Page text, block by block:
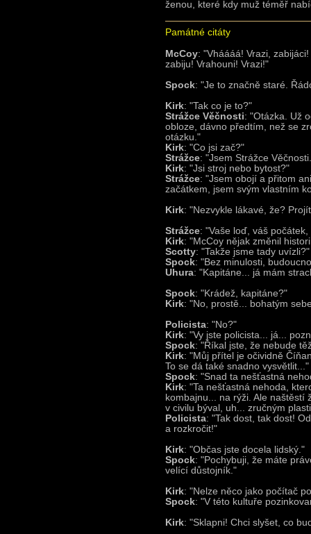
ženou, které kdy muž téměř
Památné citáty
McCoy: "Vháááá! Vrazi,
zabiju! Vrahouni! Vrazi!"
Spock: "Je to značně staré.
Kirk: "Tak co je to?"
Strážce Věčnosti: "Otázka. Už
obloze, dávno předtím, než se
otázku."
Kirk: "Co jsi zač?"
Strážce: "Jsem Strážce
Kirk: "Jsi stroj nebo bytost?"
Strážce: "Jsem obojí a přitom
začátkem, jsem svým vlastním
Kirk: "Nezvykle lákavé, že?
Strážce: "Vaše loď, váš
Kirk: "McCoy nějak změnil
Scotty: "Takže jsme tady uvízli?"
Spock: "Bez minulosti,
Uhura: "Kapitáne... já mám
Spock: "Krádež, kapitáne?"
Kirk: "No, prostě... bohatým
Policista: "No?"
Kirk: "Vy jste policista... já...
Spock: "Říkal jste, že nebude
Kirk: "Můj přítel je očividně
To se dá také snadno vysvětlit..."
Spock: "Snad ta nešťastná
Kirk: "Ta nešťastná nehoda,
kombajnu... na rýži. Ale naštěstí
v civilu býval, uh... zručným
Policista: "Tak dost, tak dost!
a rozkročit!"
Kirk: "Občas jste docela lidský."
Spock: "Pochybuji, že máte
velící důstojník."
Kirk: "Nelze něco jako počítač
Spock: "V této kultuře
Kirk: "Sklapni! Chci slyšet, co